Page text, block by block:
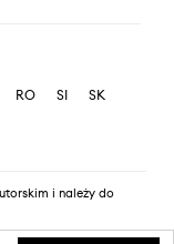
RO SI
SK
i należy do